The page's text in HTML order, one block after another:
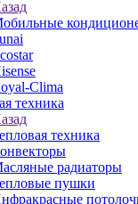
Clima
техника
техника
радиаторы
пушки